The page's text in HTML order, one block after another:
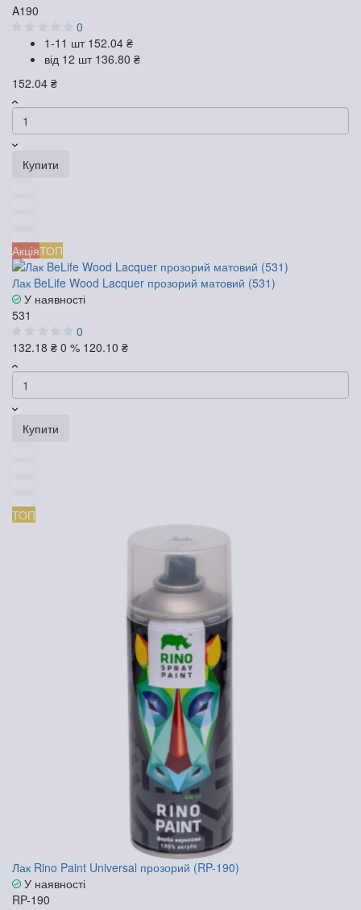
A190
0
1-11 шт 152.04 ₴
від 12 шт 136.80 ₴
152.04 ₴
Купити
АкціяТОП
Лак BeLife Wood Lacquer прозорий матовий (531)
У наявності
531
0
132.18 ₴ 0 % 120.10 ₴
Купити
ТОП
Лак Rino Paint Universal прозорий (RP-190)
У наявності
RP-190